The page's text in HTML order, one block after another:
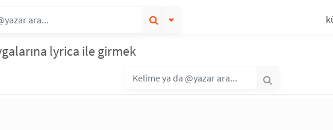
lyrica ile girmek